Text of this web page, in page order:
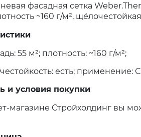
фасадная сетка
~160 г/м²,
55 м²; плотность: ~160 г/м²;
есть; применение:
и условия покупки
магазине Стройхолдинг вы